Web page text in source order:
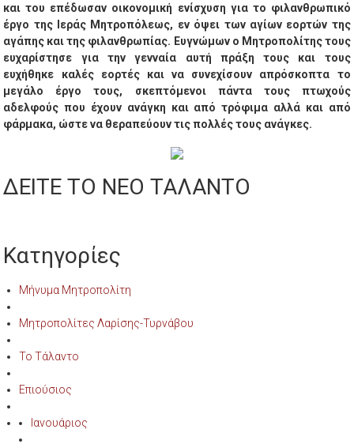
και του επέδωσαν οικονομική ενίσχυση για το φιλανθρωπικό
έργο της Ιεράς Μητροπόλεως, εν όψει των αγίων εορτών της
αγάπης και της φιλανθρωπίας. Ευγνώμων ο Μητροπολίτης τους
ευχαρίστησε για την γενναία αυτή πράξη τους και τους
ευχήθηκε καλές εορτές και να συνεχίσουν απρόσκοπτα το
μεγάλο έργο τους, σκεπτόμενοι πάντα τους πτωχούς
αδελφούς που έχουν ανάγκη και από τρόφιμα αλλά και από
φάρμακα, ώστε να θεραπεύουν τις πολλές τους ανάγκες.
ΔΕΙΤΕ ΤΟ ΝΕΟ ΤΑΛΑΝΤΟ
Κατηγορίες
Μήνυμα Μητροπολίτη
Μητροπολίτες Λαρίσης-Τυρνάβου
Το Τάλαντο
Επιούσιος
Ιανουάριος